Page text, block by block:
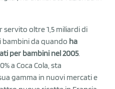
oltre 1,5 miliardi di
da quando ha
per bambini nel 2005.
a Coca Cola, sta
gamma in nuovi mercati e